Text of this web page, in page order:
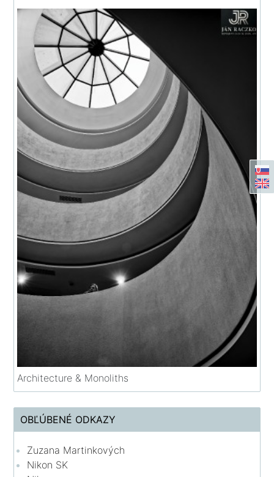
Architecture & Monoliths
OBĽÚBENÉ ODKAZY
Zuzana Martinkových
Nikon SK